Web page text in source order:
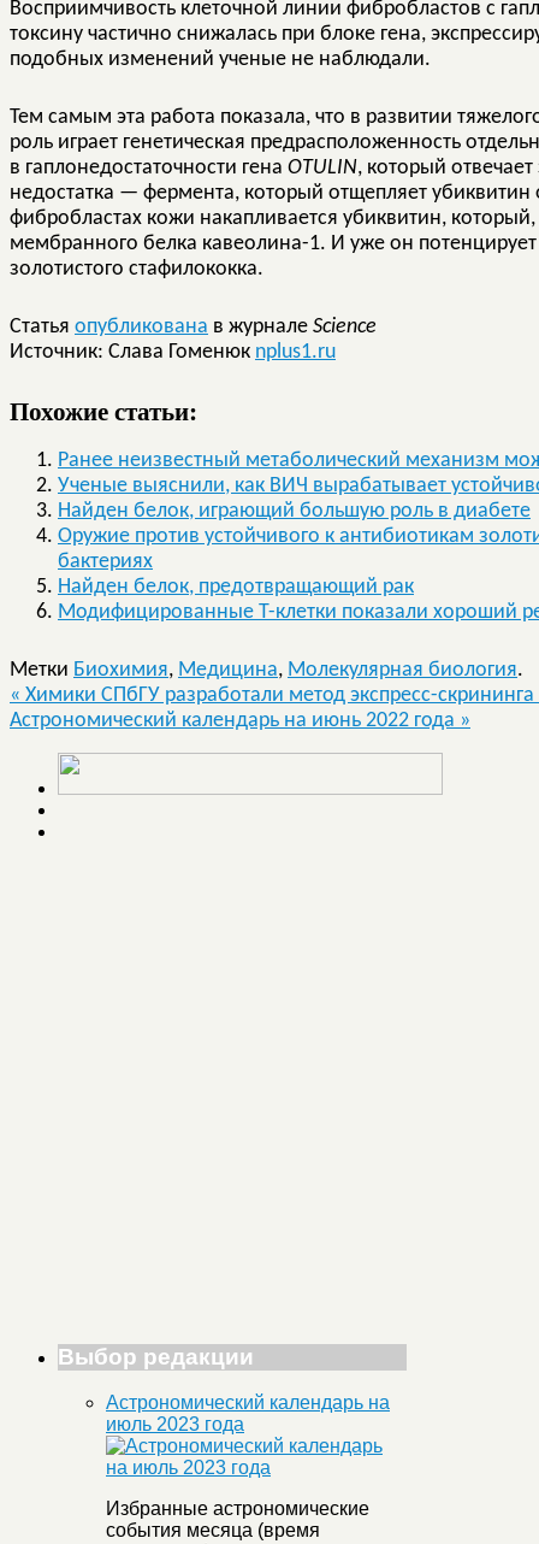
Восприимчивость клеточной линии фибробластов с
токсину частично снижалась при блоке гена,
подобных изменений ученые не наблюдали.
Тем самым эта работа показала, что в развитии
роль играет генетическая предрасположенность
в гаплонедостаточности гена OTULIN, который
недостатка — фермента, который отщепляет убиквитин
фибробластах кожи накапливается убиквитин,
мембранного белка кавеолина-1. И уже он
золотистого стафилококка.
Статья опубликована в журнале Science
Источник: Слава Гоменюк nplus1.ru
Похожие статьи:
Ранее неизвестный метаболический механизм
Ученые выяснили, как ВИЧ вырабатывает
Найден белок, играющий большую роль в диабете
Оружие против устойчивого к антибиотикам
бактериях
Найден белок, предотвращающий рак
Модифицированные T-клетки показали хороший
Метки Биохимия, Медицина, Молекулярная биология.
« Химики СПбГУ разработали метод экспресс-
Астрономический календарь на июнь 2022 года »
Выбор редакции
Астрономический календарь на
июль 2023 года
Избранные астрономические
события месяца (время